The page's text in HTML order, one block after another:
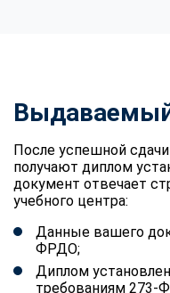
После успешной
получают диплом
документ отвечает
учебного центра:
Данные вашего
ФРДО;
Диплом
требованиям 273-